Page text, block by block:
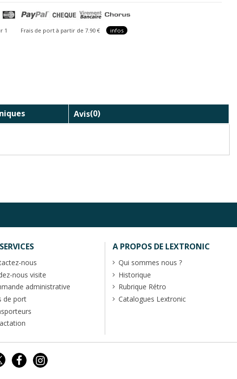
1 Frais de port à partir de 7.90 € infos
Avis(0)
nous
nous visite
administrative
de port
A PROPOS DE LEXTRONIC
Qui sommes nous ?
Historique
Rubrique Rétro
Catalogues Lextronic